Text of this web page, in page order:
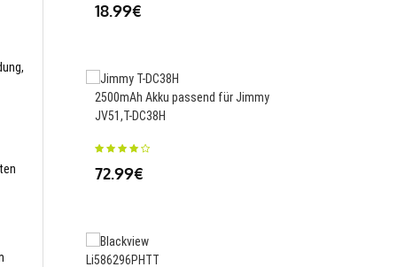
18.99€
2500mAh Akku passend für Jimmy
JV51,T-DC38H
72.99€